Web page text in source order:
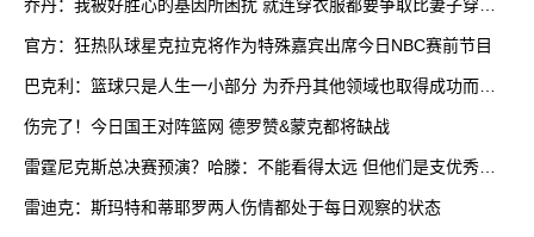
乔丹：我被好胜心的基因所困扰 就连穿衣服都要争取比妻子穿得
官方：狂热队球星克拉克将作为特殊嘉宾出席今日NBC赛前节目
巴克利：篮球只是人生一小部分 为乔丹其他领域也取得成功而自
伤完了！今日国王对阵篮网 德罗赞&蒙克都将缺战
雷霆尼克斯总决赛预演？哈滕：不能看得太远 但他们是支优秀球
雷迪克：斯玛特和蒂耶罗两人伤情都处于每日观察的状态